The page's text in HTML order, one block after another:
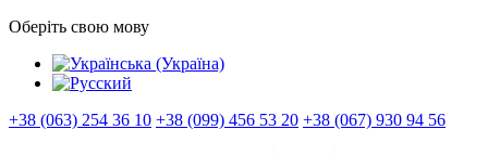
Оберіть свою мову
+38 (063) 254 36 10 +38 (099) 456 53 20 +38 (067) 930 94 56